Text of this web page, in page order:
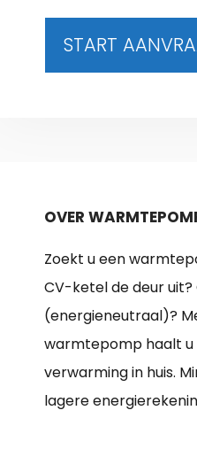
START
OVER
Zoekt u een
CV-ketel de deur uit?
(energieneutraal)?
warmtepomp haalt u
verwarming in huis.
lagere